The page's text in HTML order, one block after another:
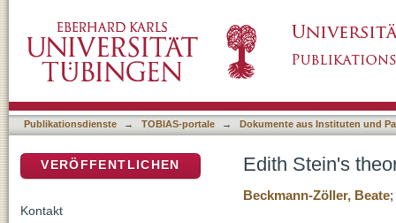
Publikationsdienste → TOBIAS-portale → Dokumente aus Instituten und
Edith Stein's
Beckmann-Zöller, Beate;
VERÖFFENTLICHEN
Kontakt